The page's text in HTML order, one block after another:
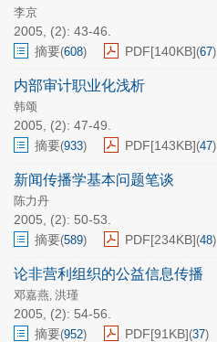
李京
2005, (2): 43-46.
摘要(608) PDF[140KB](67)
内部审计职业化浅析
韩颂
2005, (2): 47-49.
摘要(933) PDF[143KB](47)
新闻传播学基本问题笔谈
陈力丹
2005, (2): 50-53.
摘要(589) PDF[234KB](48)
论非营利组织的公益信息传播
邓嘉燕, 洪瑾
2005, (2): 54-56.
摘要(952) PDF[91KB](37)